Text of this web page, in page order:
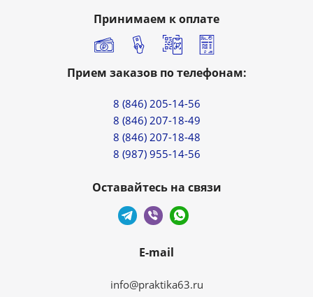
Принимаем к оплате
Прием заказов по телефонам:
8 (846) 205-14-56
8 (846) 207-18-49
8 (846) 207-18-48
8 (987) 955-14-56
Оставайтесь на связи
E-mail
info@praktika63.ru